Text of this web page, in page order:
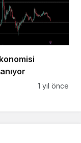
1 yıl önce